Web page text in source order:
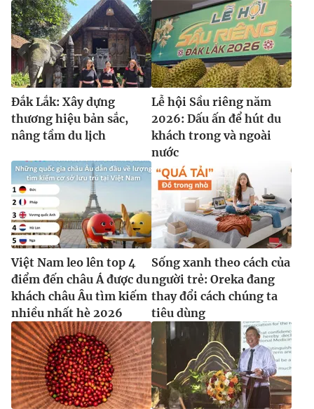
Đắk Lắk: Xây dựng
thương hiệu bản sắc,
nâng tầm du lịch
Lễ hội Sầu riêng năm
2026: Dấu ấn để hút du
khách trong và ngoài
nước
Việt Nam leo lên top 4
điểm đến châu Á được du
khách châu Âu tìm kiếm
nhiều nhất hè 2026
Sống xanh theo cách của
người trẻ: Oreka đang
thay đổi cách chúng ta
tiêu dùng